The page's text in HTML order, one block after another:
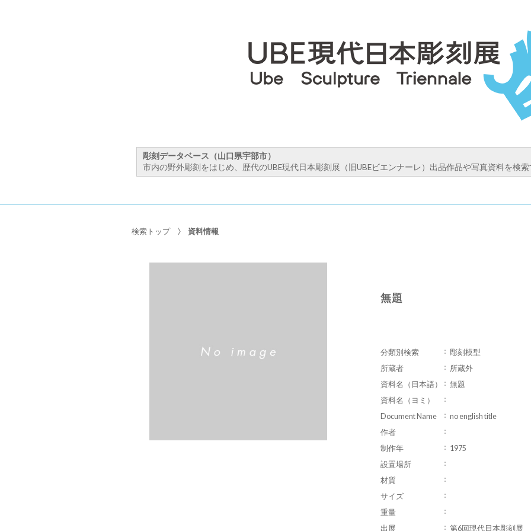
彫刻データベース（山口県宇部市）
市内の野外彫刻をはじめ、歴代のUBE現代日本彫刻展（旧UBEビエンナーレ）出品作品や写真資料を検索
検索トップ 資料情報
無題
分類別検索
彫刻模型
所蔵者
所蔵外
資料名（日本語）
無題
資料名（ヨミ）
Document Name
no english title
作者
制作年
1975
設置場所
材質
サイズ
重量
出展
第6回現代日本彫刻展